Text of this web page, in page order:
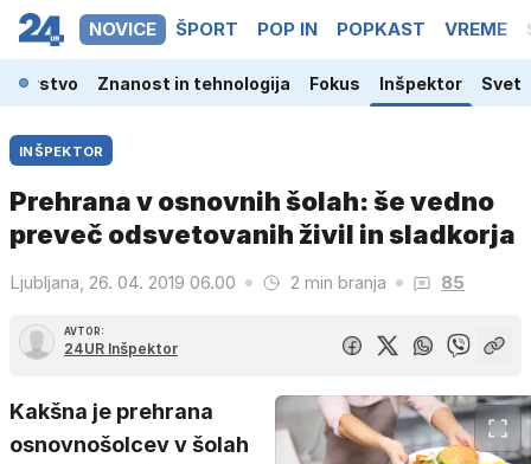
NOVICE ŠPORT POP IN POPKAST VREME
Znanost in tehnologija Fokus Inšpektor Svet
INŠPEKTOR
Prehrana v osnovnih šolah: še vedno
preveč odsvetovanih živil in sladkorja
Ljubljana, 26. 04. 2019 06.00 2 min branja 85
AVTOR:
24UR Inšpektor
Kakšna je prehrana
osnovnošolcev v šolah